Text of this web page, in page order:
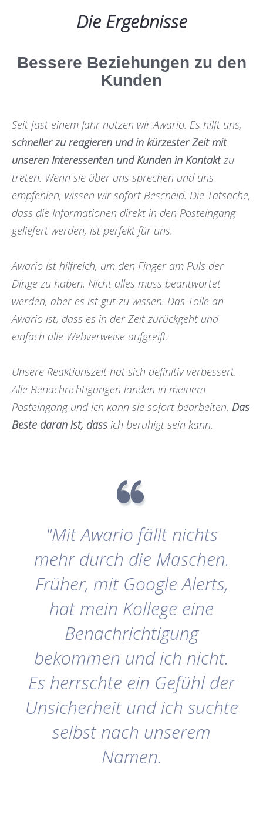
Die Ergebnisse
Bessere Beziehungen zu den
Kunden
Seit fast einem Jahr nutzen wir Awario. Es hilft uns,
schneller zu reagieren und in kürzester Zeit mit
unseren Interessenten und Kunden in Kontaktzu
treten. Wenn sie über uns sprechen und uns
empfehlen, wissen wir sofort Bescheid. Die Tatsache,
dass die Informationen direkt in den Posteingang
geliefert werden, ist perfekt für uns.
Awario ist hilfreich, um den Finger am Puls der
Dinge zu haben. Nicht alles muss beantwortet
werden, aber es ist gut zu wissen. Das Tolle an
Awario ist, dass es in der Zeit zurückgeht und
einfach alle Webverweise aufgreift.
Unsere Reaktionszeit hat sich definitiv verbessert.
Alle Benachrichtigungen landen in meinem
Posteingang und ich kann sie sofort bearbeiten. Das
Beste daran ist, dass ich beruhigt sein kann.
"Mit Awario fällt nichts
mehr durch die Maschen.
Früher, mit Google Alerts,
hat mein Kollege eine
Benachrichtigung
bekommen und ich nicht.
Es herrschte ein Gefühl der
Unsicherheit und ich suchte
selbst nach unserem
Namen.